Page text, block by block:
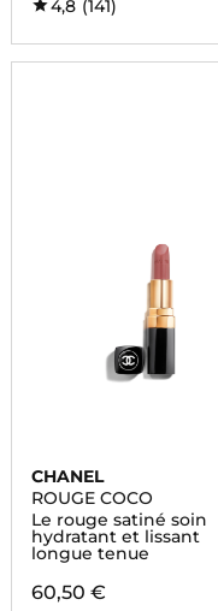
4,8 (141)
CHANEL
ROUGE COCO
Le rouge satiné soin
hydratant et lissant
longue tenue
60,50 €